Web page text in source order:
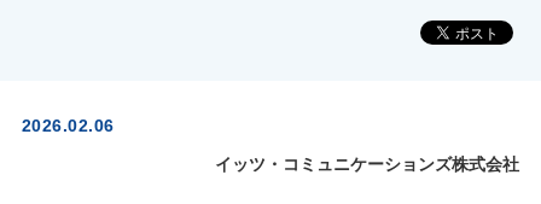
2026.02.06
イッツ・コミュニケーションズ株式会社